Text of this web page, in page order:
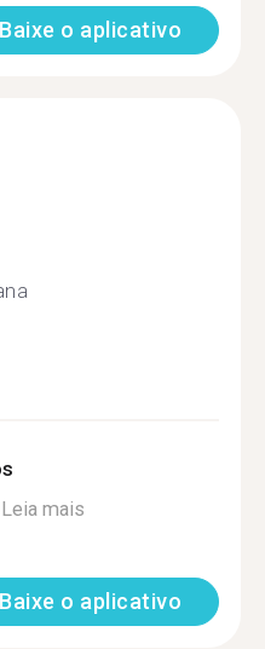
Baixe o aplicativo
Leia mais
Baixe o aplicativo